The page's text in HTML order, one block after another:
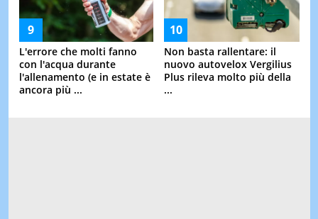
L'errore che molti fanno
con l'acqua durante
l'allenamento (e in estate è
ancora più ...
Non basta rallentare: il
nuovo autovelox Vergilius
Plus rileva molto più della
...